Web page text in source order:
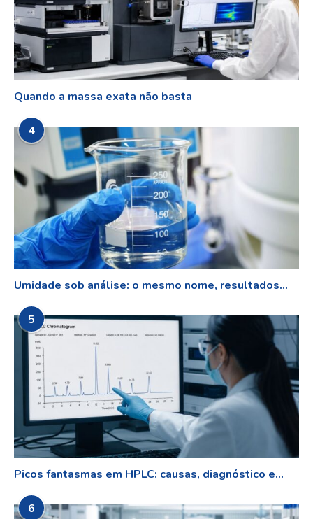
Quando a massa exata não basta
4
Umidade sob análise: o mesmo nome, resultados...
5
Picos fantasmas em HPLC: causas, diagnóstico e...
6